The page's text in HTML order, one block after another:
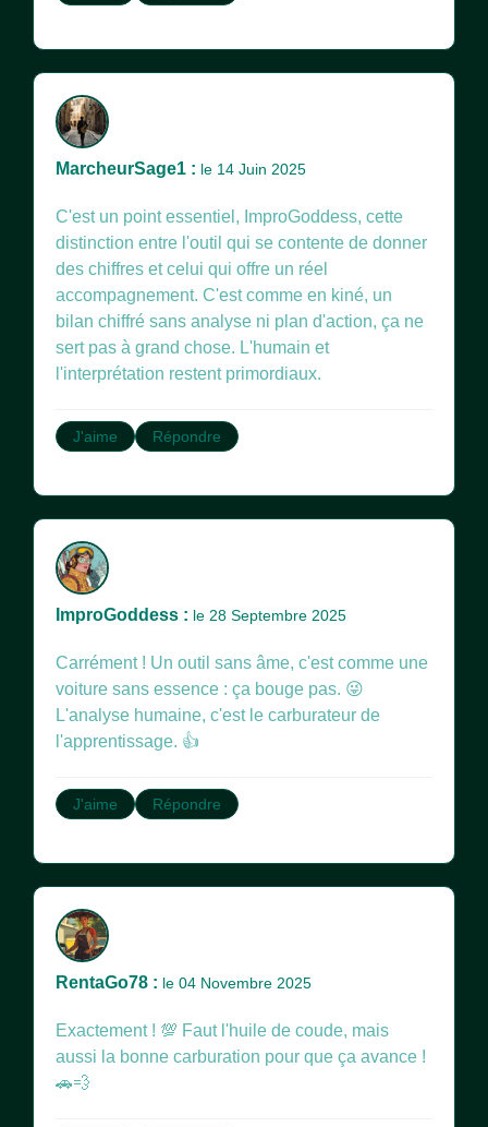
MarcheurSage1 : le 14 Juin 2025
C'est un point essentiel, ImproGoddess, cette
distinction entre l'outil qui se contente de donner
des chiffres et celui qui offre un réel
accompagnement. C'est comme en kiné, un
bilan chiffré sans analyse ni plan d'action, ça ne
sert pas à grand chose. L'humain et
l'interprétation restent primordiaux.
J'aime Répondre
ImproGoddess : le 28 Septembre 2025
Carrément ! Un outil sans âme, c'est comme une
voiture sans essence : ça bouge pas. 😜
L'analyse humaine, c'est le carburateur de
l'apprentissage. 👍
J'aime Répondre
RentaGo78 : le 04 Novembre 2025
Exactement ! 💯 Faut l'huile de coude, mais
aussi la bonne carburation pour que ça avance !
🚗💨